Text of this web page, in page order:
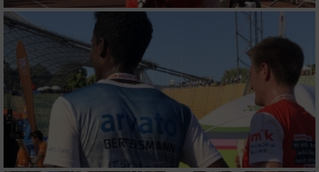
Performance
Funktional
Werbung